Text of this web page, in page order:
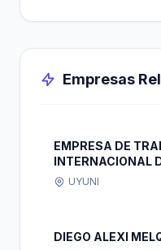
Empresas
EMPRESA DE
INTERNACIONAL
SURIMAR S.R.L.
UYUNI
DIEGO ALEXI